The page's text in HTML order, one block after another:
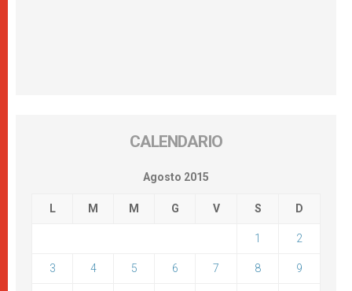
CALENDARIO
Agosto 2015
L M M G V S D
1 2
3 4 5 6 7 8 9